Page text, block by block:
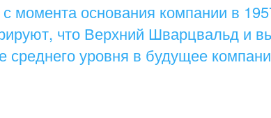
момента основания компании в
что Верхний Шварцвальд и
уровня в будущее